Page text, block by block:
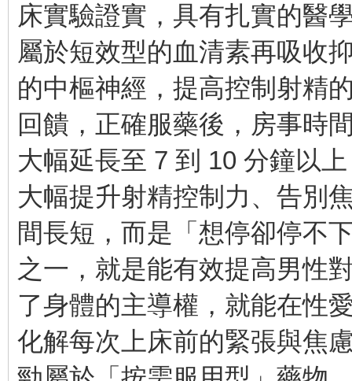
床實驗證實，具有扎實的醫
屬於短效型的血清素再吸收
的中樞神經，提高控制射精
回饋，正確服藥後，房事時
大幅延長至 7 到 10 分鐘以
大幅提升射精控制力、告別
間長短，而是「想停卻停不
之一，就是能有效提高男性
了身體的主導權，就能在性
化解每次上床前的緊張與焦